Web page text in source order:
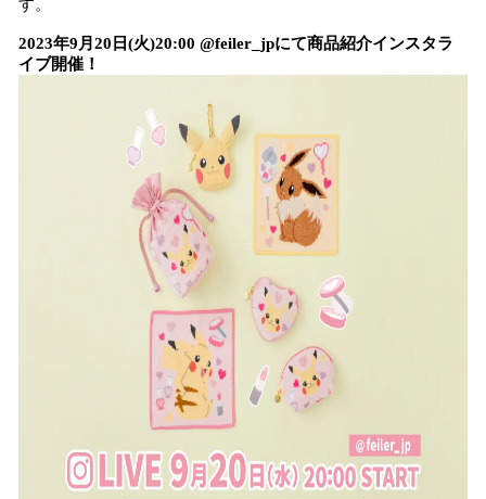
す。
2023年9月20日(火)20:00 @feiler_jpにて商品紹介インスタラ
イブ開催！